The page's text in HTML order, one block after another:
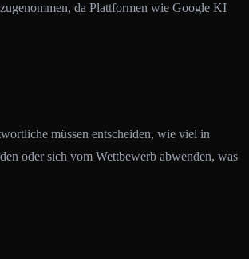
da Plattformen wie Google KI
müssen entscheiden, wie viel in
oder sich vom Wettbewerb abwenden, was